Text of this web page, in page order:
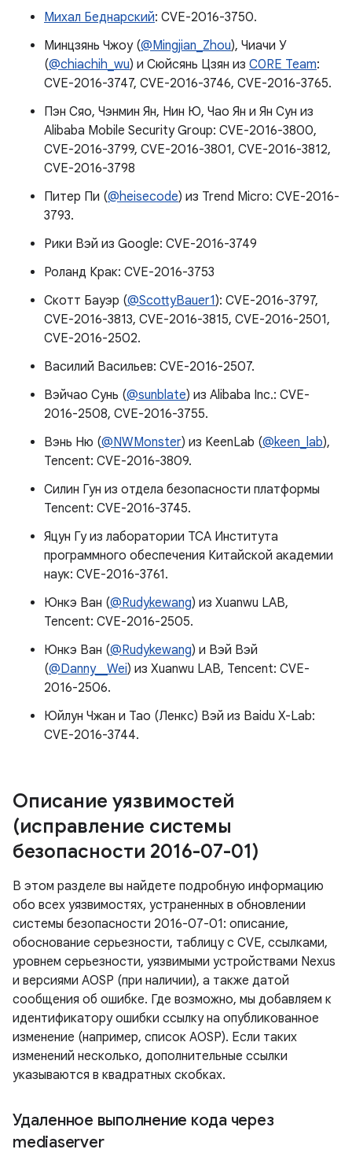
Михал Беднарский: CVE-2016-3750.
Минцзянь Чжоу (@Mingjian_Zhou), Чиачи У
(@chiachih_wu) и Сюйсянь Цзян из C0RE Team:
CVE-2016-3747, CVE-2016-3746, CVE-2016-3765.
Пэн Сяо, Чэнмин Ян, Нин Ю, Чао Ян и Ян Сун из
Alibaba Mobile Security Group: CVE-2016-3800,
CVE-2016-3799, CVE-2016-3801, CVE-2016-3812,
CVE-2016-3798
Питер Пи (@heisecode) из Trend Micro: CVE-2016-
3793.
Рики Вэй из Google: CVE-2016-3749
Роланд Крак: CVE-2016-3753
Скотт Бауэр (@ScottyBauer1): CVE-2016-3797,
CVE-2016-3813, CVE-2016-3815, CVE-2016-2501,
CVE-2016-2502.
Василий Васильев: CVE-2016-2507.
Вэйчао Сунь (@sunblate) из Alibaba Inc.: CVE-
2016-2508, CVE-2016-3755.
Вэнь Ню (@NWMonster) из KeenLab (@keen_lab),
Tencent: CVE-2016-3809.
Силин Гун из отдела безопасности платформы
Tencent: CVE-2016-3745.
Яцун Гу из лаборатории TCA Института
программного обеспечения Китайской академии
наук: CVE-2016-3761.
Юнкэ Ван (@Rudykewang) из Xuanwu LAB,
Tencent: CVE-2016-2505.
Юнкэ Ван (@Rudykewang) и Вэй Вэй
(@Danny__Wei) из Xuanwu LAB, Tencent: CVE-
2016-2506.
Юйлун Чжан и Тао (Ленкс) Вэй из Baidu X-Lab:
CVE-2016-3744.
Описание уязвимостей
(исправление системы
безопасности 2016-07-01)
В этом разделе вы найдете подробную информацию
обо всех уязвимостях, устраненных в обновлении
системы безопасности 2016-07-01: описание,
обоснование серьезности, таблицу с CVE, ссылками,
уровнем серьезности, уязвимыми устройствами Nexus
и версиями AOSP (при наличии), а также датой
сообщения об ошибке. Где возможно, мы добавляем к
идентификатору ошибки ссылку на опубликованное
изменение (например, список AOSP). Если таких
изменений несколько, дополнительные ссылки
указываются в квадратных скобках.
Удаленное выполнение кода через
mediaserver